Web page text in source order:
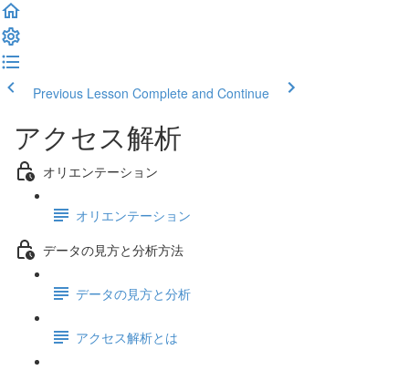
Previous Lesson Complete and Continue
アクセス解析
オリエンテーション
オリエンテーション
データの見方と分析方法
データの見方と分析
アクセス解析とは